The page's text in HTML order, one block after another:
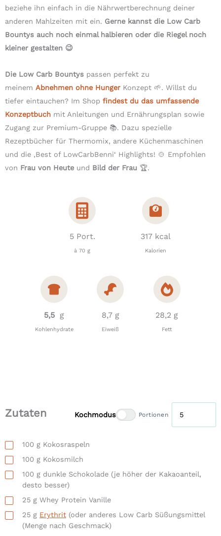
beziehe ihn einfach in die Nährwertberechnung deiner
anderen Mahlzeiten mit ein. Gerne kannst die Low Carb
Bountys auch noch einmal halbieren oder die Riegel noch
kleiner gestalten 😉
Die Low Carb Bountys passen perfekt zu
meinem Abnehmen ohne HungerKonzept 🌱. Willst du
tiefer eintauchen? Im Shop findest du das umfassende
Konzeptbuch mit Anleitungen und Ernährungsplan sowie
Zugang zur Premium-Gruppe 📚. Dazu spezielle
Rezeptbücher für Thermomix, andere Küchenmaschinen
und die ‚Best of LowCarbBenni‘ Highlights! 🍲 Empfohlen
von Frau von Heute und Bild der Frau 🏆.
5 Port.
à 70 g
317 kcal
Kalorien
5,5 g
Kohlenhydrate
8,7 g
Eiweiß
28,2 g
Fett
Zutaten Kochmodus Portionen
100 g Kokosraspeln
100 g Kokosmilch
100 g dunkle Schokolade (je höher der Kakaoanteil,
desto besser)
25 g Whey Protein Vanille
25 g Erythrit (oder anderes Low Carb Süßungsmittel
(Menge nach Geschmack)